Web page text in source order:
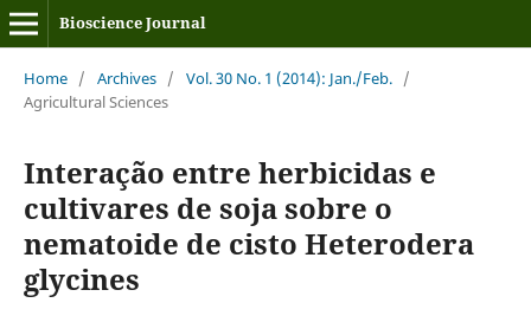
Bioscience Journal
Home / Archives / Vol. 30 No. 1 (2014): Jan./Feb. /
Agricultural Sciences
Interação entre herbicidas e
cultivares de soja sobre o
nematoide de cisto Heterodera
glycines